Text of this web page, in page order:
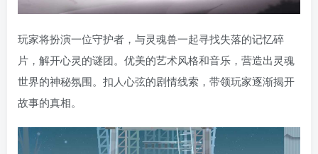
玩家将扮演一位守护者，与灵魂兽一起寻找失落的记忆碎
片，解开心灵的谜团。优美的艺术风格和音乐，营造出灵魂
世界的神秘氛围。扣人心弦的剧情线索，带领玩家逐渐揭开
故事的真相。